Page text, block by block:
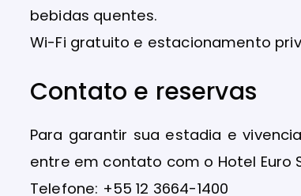
bebidas quentes.
Wi-Fi gratuito e estacionamento
Contato e reservas
Para garantir sua estadia e
entre em contato com o Hotel Euro
Telefone: +55 12 3664-1400